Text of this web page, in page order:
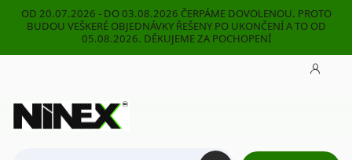
OD 20.07.2026 - DO 03.08.2026 ČERPÁME DOVOLENOU. PROTO
BUDOU VEŠKERÉ OBJEDNÁVKY ŘEŠENY PO UKONČENÍ A TO OD
05.08.2026. DĚKUJEME ZA POCHOPENÍ